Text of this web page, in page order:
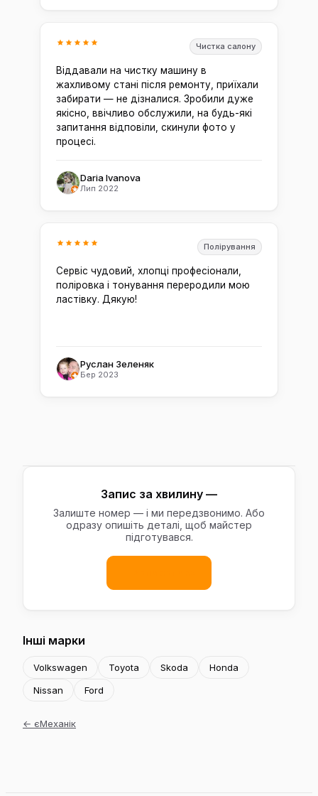
Чистка салону
Віддавали на чистку машину в
жахливому стані після ремонту, приїхали
забирати — не дізналися. Зробили дуже
якісно, ввічливо обслужили, на будь-які
запитання відповіли, скинули фото у
процесі.
Daria Ivanova
Лип 2022
Полірування
Сервіс чудовий, хлопці професіонали,
поліровка і тонування переродили мою
ластівку. Дякую!
Руслан Зеленяк
Бер 2023
Запис за хвилину —
Залиште номер — і ми передзвонимо. Або
одразу опишіть деталі, щоб майстер
підготувався.
Інші марки
Volkswagen Toyota Skoda
Honda
Nissan
Ford
← єМеханік